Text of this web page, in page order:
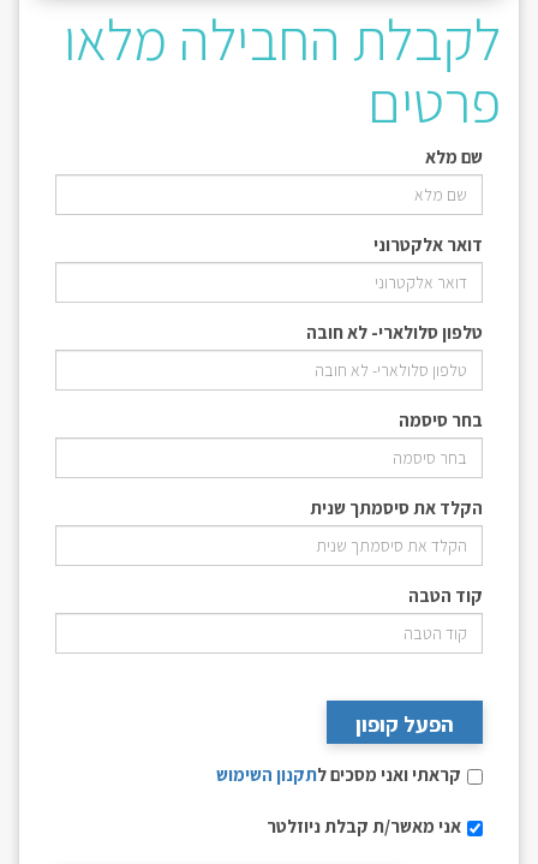
לקבלת החבילה מלאו
פרטים
שם מלא
דואר אלקטרוני
טלפון סלולארי- לא חובה
בחר סיסמה
הקלד את סיסמתך שנית
קוד הטבה
הפעל קופון
קראתי ואני מסכים לתקנון השימוש
אני מאשר/ת קבלת ניוזלטר